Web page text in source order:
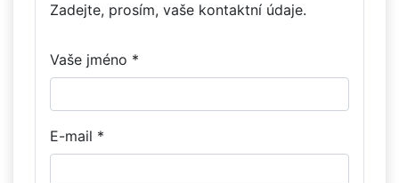
Zadejte, prosím, vaše kontaktní údaje.
Vaše jméno *
E-mail *